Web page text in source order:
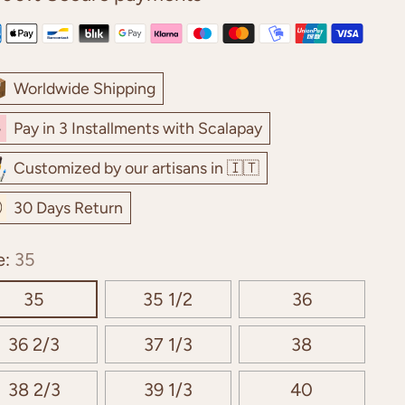
Worldwide Shipping
Pay in 3 Installments with Scalapay
Customized by our artisans in 🇮🇹
30 Days Return
35
35
35 1/2 36
36 2/3 37 1/3 38
38 2/3 39 1/3 40